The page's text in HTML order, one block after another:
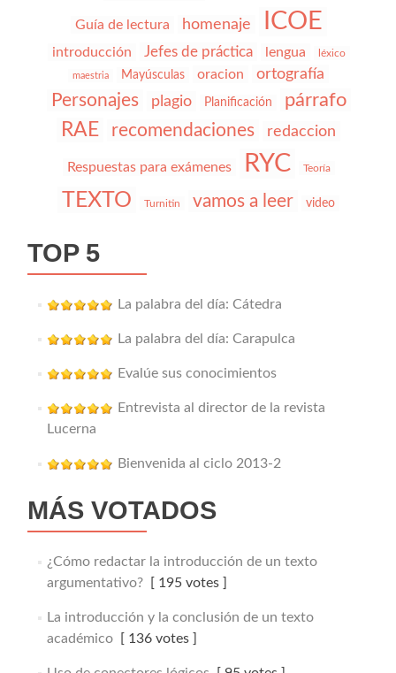
Guía de lectura homenaje ICOE
introducción Jefes de práctica lengua léxico
maestria Mayúsculas oracion ortografía
Personajes plagio Planificación párrafo
RAE recomendaciones redaccion
Respuestas para exámenes RYC Teoría
TEXTO Turnitin vamos a leer video
TOP 5
La palabra del día: Cátedra
La palabra del día: Carapulca
Evalúe sus conocimientos
Entrevista al director de la revista
Lucerna
Bienvenida al ciclo 2013-2
MÁS VOTADOS
¿Cómo redactar la introducción de un texto
argumentativo?[ 195 votes ]
La introducción y la conclusión de un texto
académico[ 136 votes ]